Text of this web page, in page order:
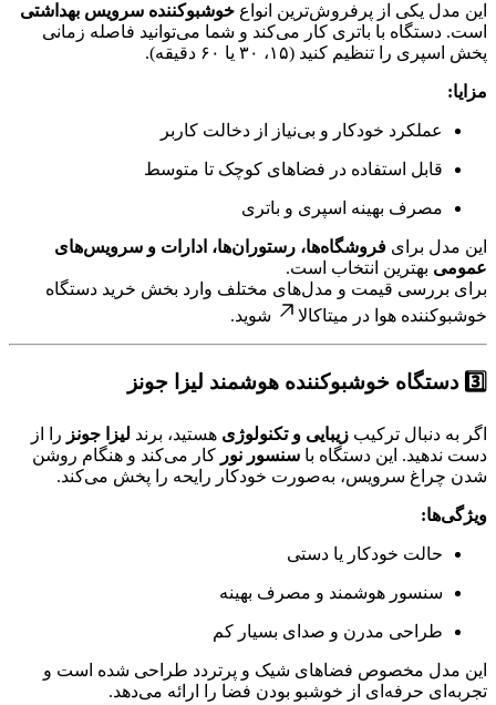
این مدل یکی از پرفروش‌ترین انواع خوشبوکننده سرویس بهداشتی
است. دستگاه با باتری کار می‌کند و شما می‌توانید فاصله زمانی
پخش اسپری را تنظیم کنید (۱۵، ۳۰ یا ۶۰ دقیقه).
مزایا:
عملکرد خودکار و بی‌نیاز از دخالت کاربر
قابل استفاده در فضاهای کوچک تا متوسط
مصرف بهینه اسپری و باتری
این مدل برای فروشگاه‌ها، رستوران‌ها، ادارات و سرویس‌های
عمومی بهترین انتخاب است.
برای بررسی قیمت و مدل‌های مختلف وارد بخش خرید دستگاه
خوشبوکننده هوا در میتاکالا
شوید.
3️⃣ دستگاه خوشبوکننده هوشمند لیزا جونز
اگر به دنبال ترکیب زیبایی و تکنولوژی هستید، برند لیزا جونز را از
دست ندهید. این دستگاه با سنسور نور کار می‌کند و هنگام روشن
شدن چراغ سرویس، به‌صورت خودکار رایحه را پخش می‌کند.
ویژگی‌ها:
حالت خودکار یا دستی
سنسور هوشمند و مصرف بهینه
طراحی مدرن و صدای بسیار کم
این مدل مخصوص فضاهای شیک و پرتردد طراحی شده است و
تجربه‌ای حرفه‌ای از خوشبو بودن فضا را ارائه می‌دهد.